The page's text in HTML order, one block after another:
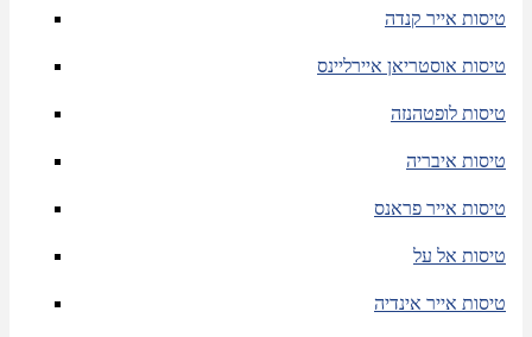
טיסות אייר קנדה
טיסות אוסטריאן איירליינס
טיסות לופטהנזה
טיסות איבריה
טיסות אייר פראנס
טיסות אל על
טיסות אייר אינדיה